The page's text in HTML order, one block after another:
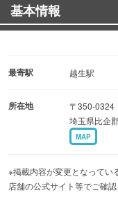
基本情報
最寄駅 越生駅
所在地
〒350-0324
埼玉県比企
MAP
※掲載内容が変更となってい
店舗の公式サイト等でご確認